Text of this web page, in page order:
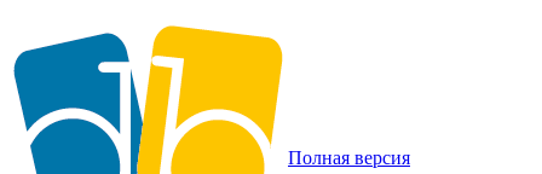
Полная версия